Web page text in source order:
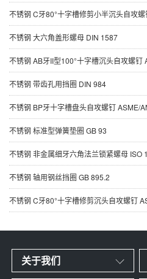
不锈钢 C牙80°十字槽修剪小半沉头自攻
不锈钢 大六角盖形螺母 DIN 1587
不锈钢 AB牙II型100°十字槽沉头自攻螺钉
不锈钢 带齿孔用挡圈 DIN 984
不锈钢 BP牙十字槽盘头自攻螺钉 ASME/
不锈钢 标准型弹簧垫圈 GB 93
不锈钢 非金属细牙六角法兰锁紧螺母 ISO
不锈钢 轴用钢丝挡圈 GB 895.2
不锈钢 C牙80°十字槽修剪沉头自攻螺钉
关于我们